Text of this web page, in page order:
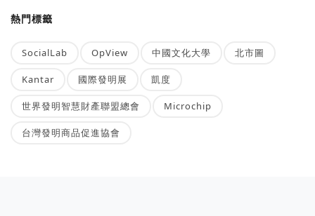
熱門標籤
SocialLab OpView 中國文化大學 北市圖
Kantar 國際發明展 凱度
世界發明智慧財產聯盟總會 Microchip
台灣發明商品促進協會